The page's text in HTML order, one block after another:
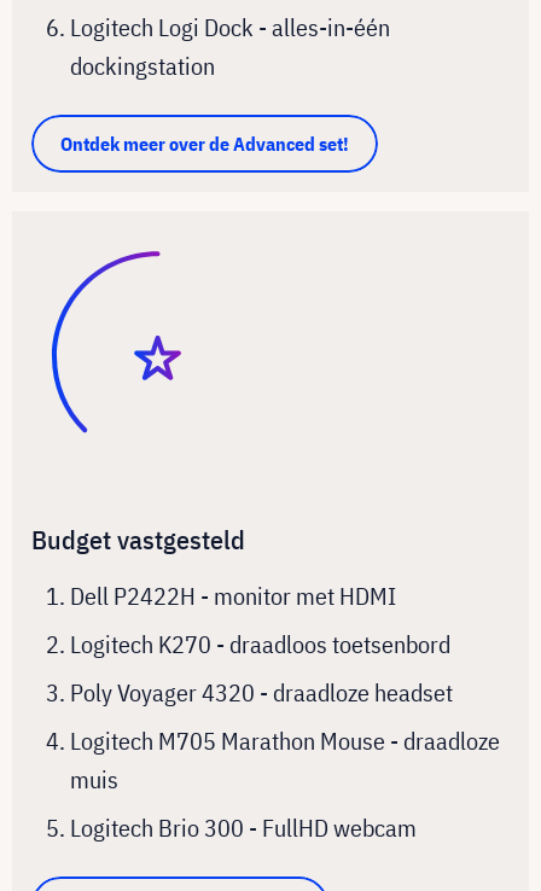
Logitech Logi Dock - alles-in-één
dockingstation
Ontdek meer over de Advanced set!
Budget vastgesteld
Dell P2422H - monitor met HDMI
Logitech K270 - draadloos toetsenbord
Poly Voyager 4320 - draadloze headset
Logitech M705 Marathon Mouse - draadloze
muis
Logitech Brio 300 - FullHD webcam